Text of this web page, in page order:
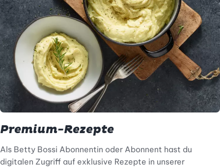
Premium-Rezepte
Als Betty Bossi Abonnentin oder Abonnent hast du
digitalen Zugriff auf exklusive Rezepte in unserer